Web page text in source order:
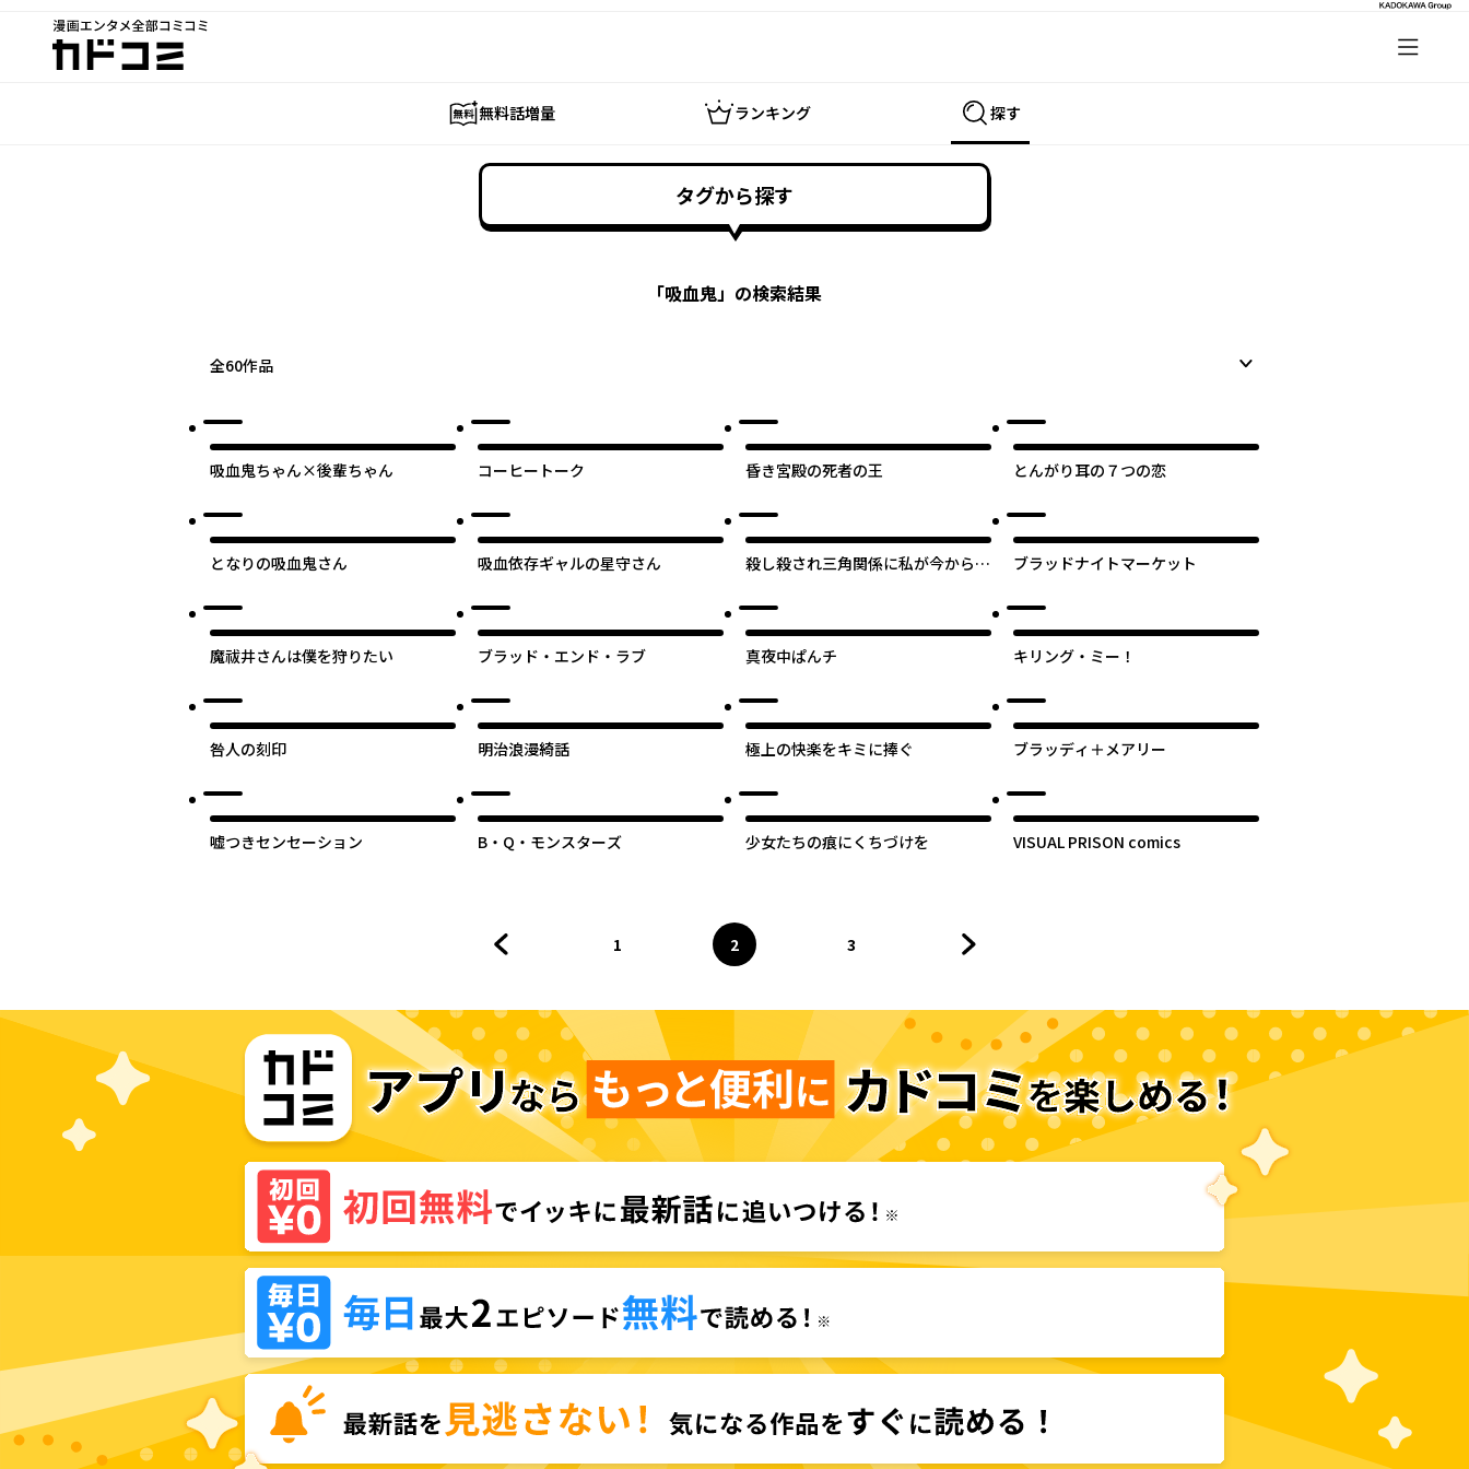
漫画エンタメ全部コミコミ
カドコミ
無料話増量 ランキング 探す
タグから探す
「吸血鬼」の検索結果
全60作品
吸血鬼ちゃん×後輩ちゃん コーヒートーク 昏き宮殿の死者の王 とんがり耳の７つの恋
となりの吸血鬼さん 吸血依存ギャルの星守さん
殺し殺され三角関係に私が今から入
ブラッドナイトマーケット
魔祓井さんは僕を狩りたい ブラッド・エンド・ラブ 真夜中ぱんチ キリング・ミー！
咎人の刻印 明治浪漫綺話 極上の快楽をキミに捧ぐ ブラッディ＋メアリー
嘘つきセンセーション B・Q・モンスターズ 少女たちの痕にくちづけを VISUAL PRISON comics
1
ページ
2
へ
3